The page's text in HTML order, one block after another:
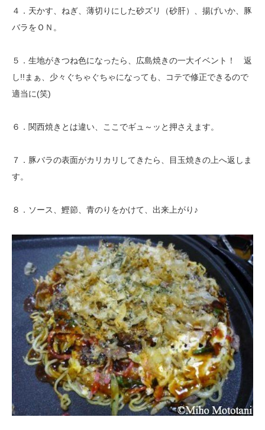
４．天かす、ねぎ、薄切りにした砂ズリ（砂肝）、揚げいか、豚
バラをＯＮ。
５．生地がきつね色になったら、広島焼きの一大イベント！ 返
し!!まぁ、少々ぐちゃぐちゃになっても、コテで修正できるので
適当に(笑)
６．関西焼きとは違い、ここでギュ～ッと押さえます。
７．豚バラの表面がカリカリしてきたら、目玉焼きの上へ返しま
す。
８．ソース、鰹節、青のりをかけて、出来上がり♪